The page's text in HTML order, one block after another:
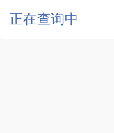
正在查询中